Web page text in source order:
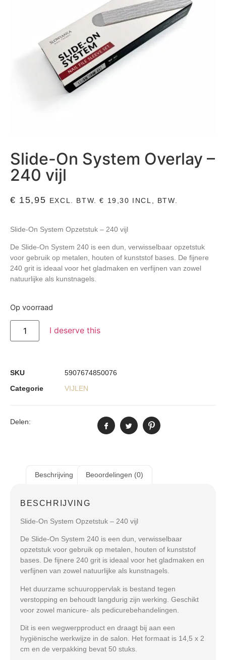
Slide-On System Overlay –
240 vijl
€ 15,95 EXCL. BTW.€ 19,30 INCL, BTW.
Slide-On System Opzetstuk – 240 vijl
De Slide-On System 240 is een dun, verwisselbaar opzetstuk
voor gebruik op metalen, houten of kunststof bases. De fijnere
240 grit is ideaal voor het gladmaken en verfijnen van zowel
natuurlijke als kunstnagels.
Op voorraad
I deserve this
SKU
5907674850076
Categorie
VIJLEN
Delen:
Beschrijving Beoordelingen (0)
BESCHRIJVING
Slide-On System Opzetstuk – 240 vijl
De Slide-On System 240 is een dun, verwisselbaar
opzetstuk voor gebruik op metalen, houten of kunststof
bases. De fijnere 240 grit is ideaal voor het gladmaken en
verfijnen van zowel natuurlijke als kunstnagels.
Het duurzame schuuroppervlak is bestand tegen
verstopping en behoudt langdurig zijn werking. Geschikt
voor zowel manicure- als pedicurebehandelingen.
Dit is een wegwerpproduct en draagt bij aan een
hygiënische werkwijze in de salon. Het formaat is 14,5 x 2
cm en de verpakking bevat 50 stuks.